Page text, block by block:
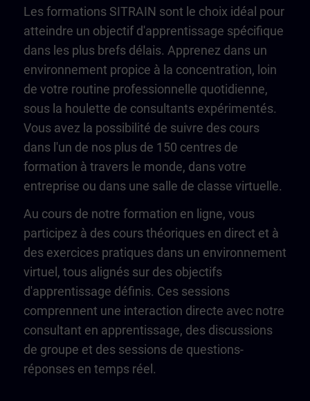
Les formations SITRAIN sont le choix idéal pour
atteindre un objectif d'apprentissage spécifique
dans les plus brefs délais. Apprenez dans un
environnement propice à la concentration, loin
de votre routine professionnelle quotidienne,
sous la houlette de consultants expérimentés.
Vous avez la possibilité de suivre des cours
dans l'un de nos plus de 150 centres de
formation à travers le monde, dans votre
entreprise ou dans une salle de classe virtuelle.
Au cours de notre formation en ligne, vous
participez à des cours théoriques en direct et à
des exercices pratiques dans un environnement
virtuel, tous alignés sur des objectifs
d'apprentissage définis. Ces sessions
comprennent une interaction directe avec notre
consultant en apprentissage, des discussions
de groupe et des sessions de questions-
réponses en temps réel.